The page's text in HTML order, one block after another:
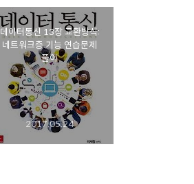
데이터통신 13장 교환방식:
네트워크층 기능 연습문제
풀이
2017.05.24